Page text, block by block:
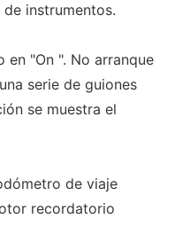
instrumentos.
"On ". No arranque
serie de guiones
se muestra el
de viaje
recordatorio